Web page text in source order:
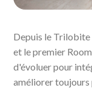
Depuis le
et le premier
d'évoluer pour
améliorer toujours